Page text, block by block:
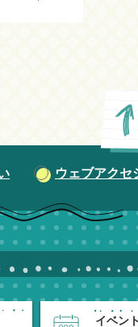
ウェブアクセ
イベン